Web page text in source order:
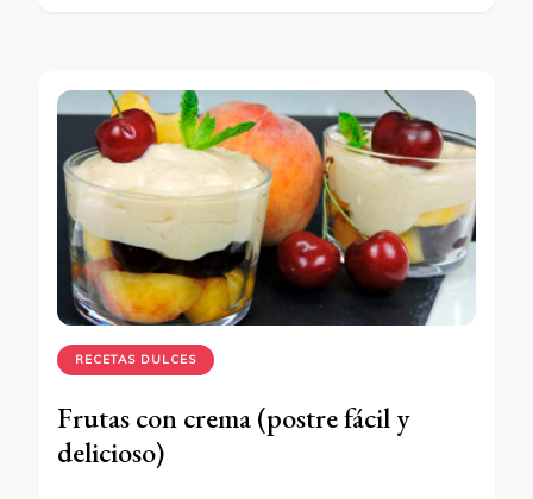
RECETAS DULCES
Frutas con crema (postre fácil y
delicioso)